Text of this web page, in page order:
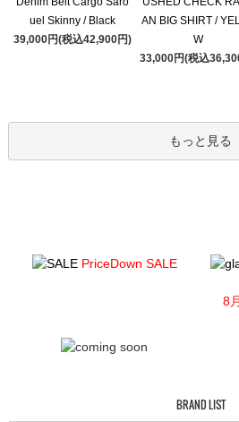
uel Skinny / Black
39,000円(税込42,900円)
AN BIG SHIRT /
W
33,000円(税込
もっと見る
PriceDown SALE
8
BRAND LIST